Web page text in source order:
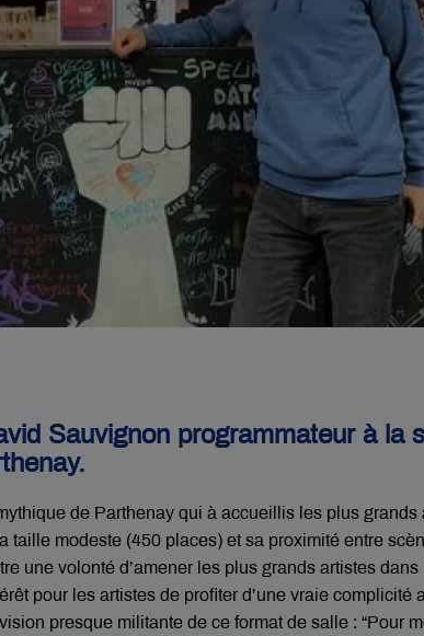
Sauvignon programmateur à la
de Parthenay qui à accueillis les plus grands
taille modeste (450 places) et sa proximité entre
une volonté d’amener les plus grands artistes
pour les artistes de profiter d’une vraie complicité
presque militante de ce format de salle : “Pour